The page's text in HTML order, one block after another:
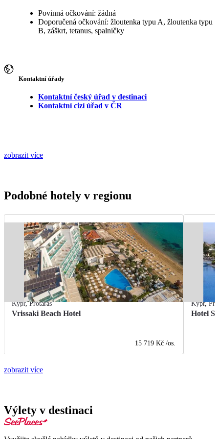
Povinná očkování: žádná
Doporučená očkování: žloutenka typu A, žloutenka typu
B, záškrt, tetanus, spalničky
Kontaktní úřady
Kontaktní český úřad v destinaci
Kontaktní cizí úřad v ČR
zobrazit více
Podobné hotely v regionu
Kypr,Protaras
Vrissaki Beach Hotel
15 719 Kč /os.
Kypr,
Hotel
zobrazit více
Výlety v destinaci